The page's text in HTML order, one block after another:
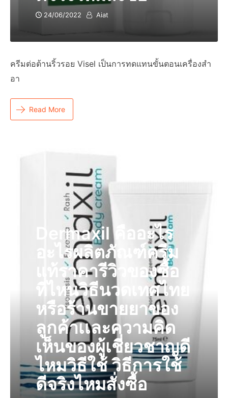
24/06/2022 Aiat
ครีมต่อต้านริ้วรอย Visel เป็นการทดแทนขั้นตอนเครื่องสำ
อา
Read More
Dermaxil คืออะไร
อะไรผลิตภัณฑ์ครีม
แท้ราคารีวิวของซื้อ
ที่ไหนวิธีนวดเทศไทย
หรือร้านขายยาของ
ลูกค้าเเละความคิด
เห็นของผู้เชี่ยวชาญดี
ไหมวิธีใช้ วิธีการใช้
ดีจริงไหมสั่งซื้อ